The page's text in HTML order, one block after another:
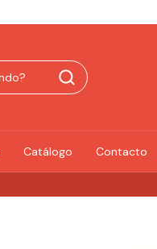
Catálogo Contacto